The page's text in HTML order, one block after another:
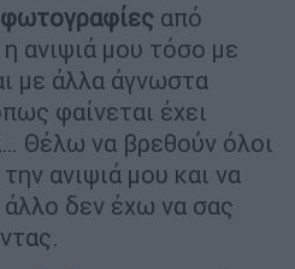
φωτογραφίες από
ανιψιά μου τόσο με
με άλλα άγνωστα
φαίνεται έχει
Θέλω να βρεθούν όλοι
ανιψιά μου και να
δεν έχω να σας